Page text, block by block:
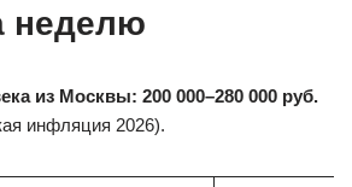
неделю
из Москвы: 200 000–280 000 руб.
инфляция 2026).